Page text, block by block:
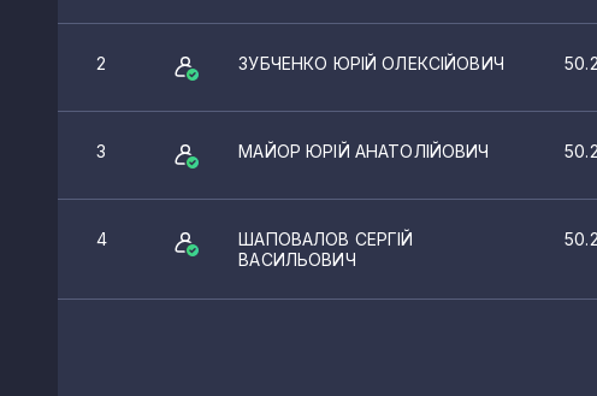
2 ЗУБЧЕНКО ЮРІЙ ОЛЕКСІЙОВИЧ
3 МАЙОР ЮРІЙ АНАТОЛІЙОВИЧ
4
ШАПОВАЛОВ СЕРГІЙ
ВАСИЛЬОВИЧ